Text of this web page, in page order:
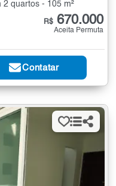
2 quartos - 105 m²
R$ 670.000
Aceita Permuta
Contatar